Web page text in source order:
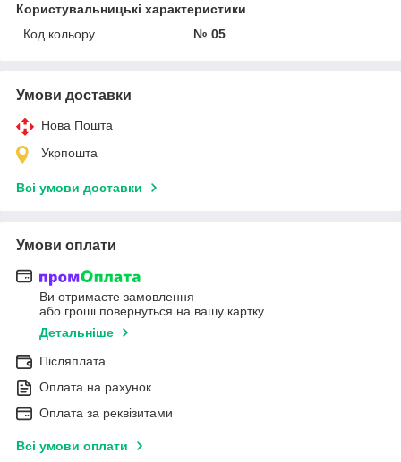
Користувальницькі характеристики
Код кольору
№ 05
Умови доставки
Нова Пошта
Укрпошта
Всі умови доставки
Умови оплати
Ви отримаєте замовлення
або гроші повернуться на вашу картку
Детальніше
Післяплата
Оплата на рахунок
Оплата за реквізитами
Всі умови оплати